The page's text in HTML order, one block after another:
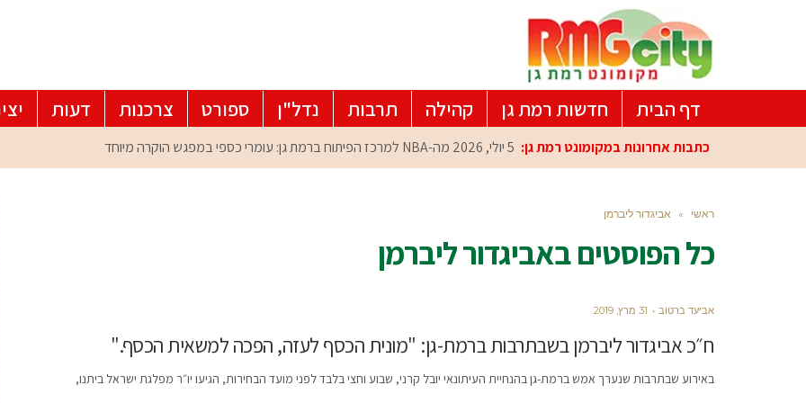
דף הבית חדשות רמת גן קהילה תרבות נדל"ן ספורט צרכנות דעות
כתבות אחרונות במקומונט רמת גן: 5 יולי, 2026 מה-NBA למרכז הפיתוח ברמת גן: עומרי כספי במפגש הוקרה מיוחד
ראשי » אביגדור ליברמן
כל הפוסטים באביגדור ליברמן
אביעד ברטוב 31 מרץ, 2019
ח״כ אביגדור ליברמן בשבתרבות ברמת-גן: "מונית הכסף לעזה, הפכה למשאית הכסף."
באירוע שבתרבות שנערך אמש ברמת-גן בהנחיית העיתונאי יובל קרני, שבוע וחצי בלבד לפני מועד הבחירות, הגיעו יו״ר מפלגת ישראל ביתנו,